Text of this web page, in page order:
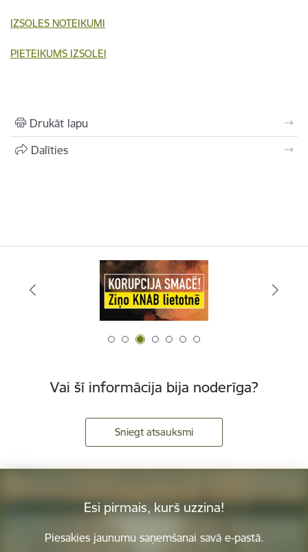
IZSOLES NOTEIKUMI
PIETEIKUMS IZSOLEI
Drukāt lapu
Dalīties
Vai šī informācija bija noderīga?
Sniegt atsauksmi
Esi pirmais, kurš uzzina!
Piesakies jaunumu saņemšanai savā e-pastā.